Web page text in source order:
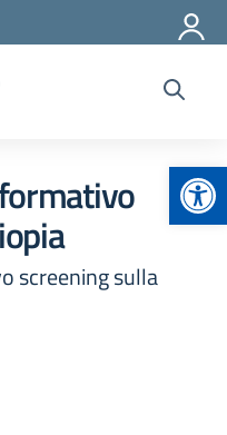
screening sulla